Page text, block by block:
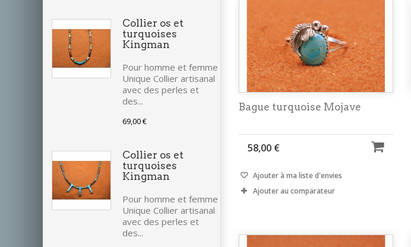
Collier os et
turquoises
Kingman
Pour homme et femme
Unique Collier artisanal
avec des perles et
des...
69,00 €
Collier os et
turquoises
Kingman
Pour homme et femme
Unique Collier artisanal
avec des perles et
des...
Bague turquoise Mojave
58,00 €
Ajouter à ma liste d'envies
Ajouter au comparateur